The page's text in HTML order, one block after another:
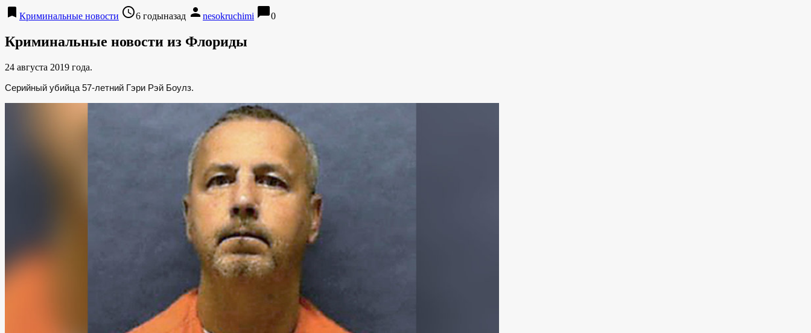
bookmark Криминальные новости access_time6 годыназад person nesokruchimi chat_bubble0
Криминальные новости из Флориды
24 августа 2019 года.
Серийный убийца 57-летний Гэри Рэй Боулз.